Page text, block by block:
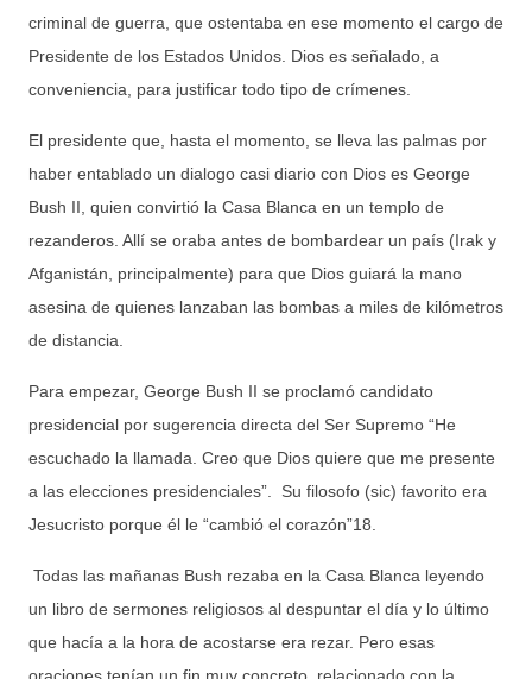
criminal de guerra, que ostentaba en ese momento el cargo de
Presidente de los Estados Unidos. Dios es señalado, a
conveniencia, para justificar todo tipo de crímenes.
El presidente que, hasta el momento, se lleva las palmas por
haber entablado un dialogo casi diario con Dios es George
Bush II, quien convirtió la Casa Blanca en un templo de
rezanderos. Allí se oraba antes de bombardear un país (Irak y
Afganistán, principalmente) para que Dios guiará la mano
asesina de quienes lanzaban las bombas a miles de kilómetros
de distancia.
Para empezar, George Bush II se proclamó candidato
presidencial por sugerencia directa del Ser Supremo “He
escuchado la llamada. Creo que Dios quiere que me presente
a las elecciones presidenciales”. Su filosofo (sic) favorito era
Jesucristo porque él le “cambió el corazón”18.
Todas las mañanas Bush rezaba en la Casa Blanca leyendo
un libro de sermones religiosos al despuntar el día y lo último
que hacía a la hora de acostarse era rezar. Pero esas
oraciones tenían un fin muy concreto, relacionado con la